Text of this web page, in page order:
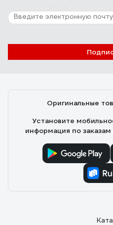
Отзыв о Никище Гирпэн
Оригинальные
Установите
информация по